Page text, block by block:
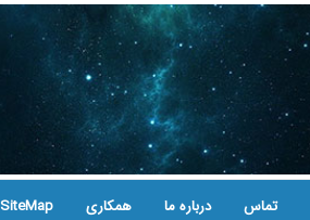
تماس درباره ما همکاری SiteMap